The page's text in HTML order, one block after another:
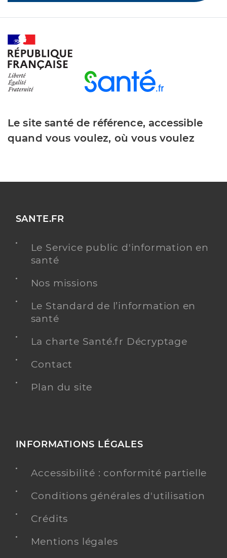
Le site santé de référence, accessible
quand vous voulez, où vous voulez
SANTE.FR
Le Service public d'information en
santé
Nos missions
Le Standard de l’information en
santé
La charte Santé.fr Décryptage
Contact
Plan du site
INFORMATIONS LÉGALES
Accessibilité : conformité partielle
Conditions générales d'utilisation
Crédits
Mentions légales